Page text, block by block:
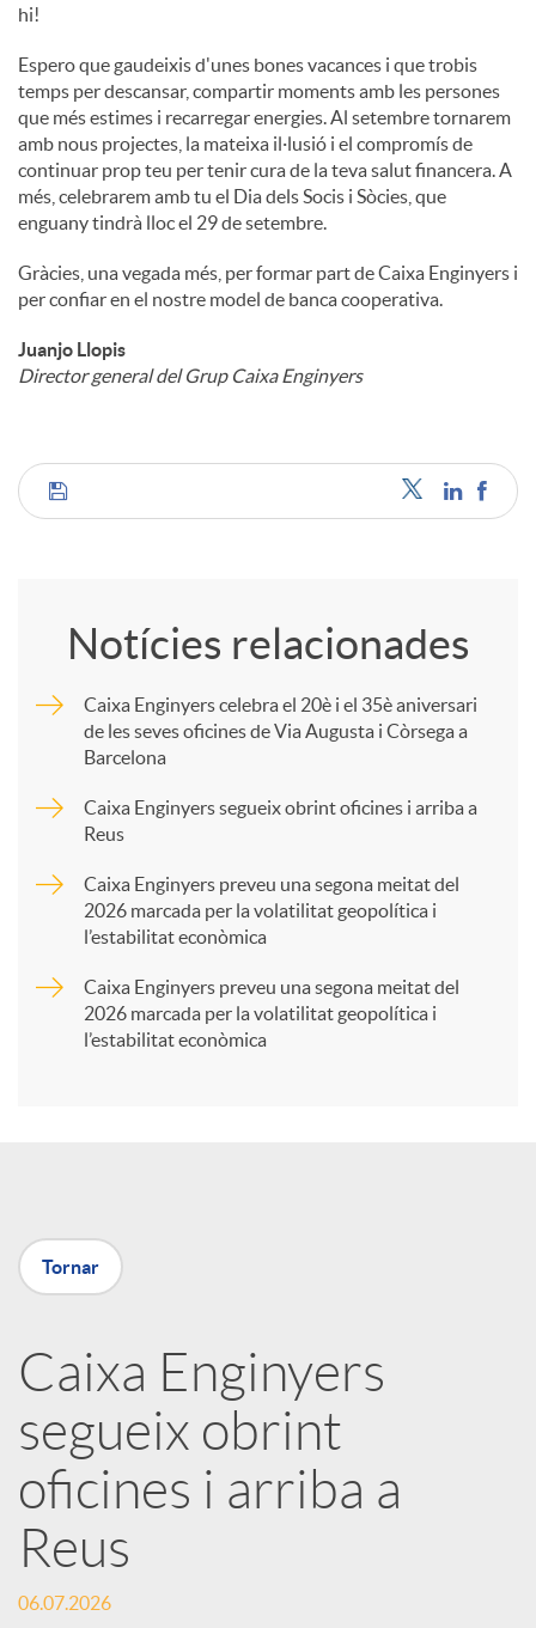
hi!
Espero que gaudeixis d'unes bones vacances i que trobis
temps per descansar, compartir moments amb les persones
que més estimes i recarregar energies. Al setembre tornarem
amb nous projectes, la mateixa il·lusió i el compromís de
continuar prop teu per tenir cura de la teva salut financera. A
més, celebrarem amb tu el Dia dels Socis i Sòcies, que
enguany tindrà lloc el 29 de setembre.
Gràcies, una vegada més, per formar part de Caixa Enginyers i
per confiar en el nostre model de banca cooperativa.
Juanjo Llopis
Director general del Grup Caixa Enginyers
C
t
X
a
r
x
e
Notícies relacionades
Caixa Enginyers celebra el 20è i el 35è aniversari
de les seves oficines de Via Augusta i Còrsega a
Barcelona
Caixa Enginyers segueix obrint oficines i arriba a
Reus
Caixa Enginyers preveu una segona meitat del
2026 marcada per la volatilitat geopolítica i
l’estabilitat econòmica
Caixa Enginyers preveu una segona meitat del
2026 marcada per la volatilitat geopolítica i
l’estabilitat econòmica
Tornar
Caixa Enginyers
segueix obrint
oficines i arriba a
Reus
06.07.2026